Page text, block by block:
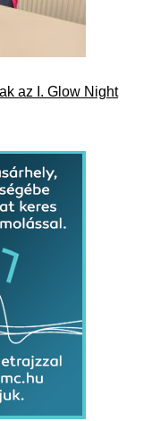
az I. Glow Night